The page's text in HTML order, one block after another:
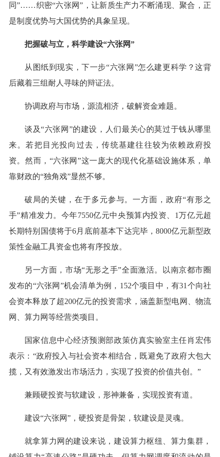
同”……织密“六张网”，让新质生产力不断涌现、聚合，正
是制度优势与大国优势的具象呈现。
把握破与立，科学建设“六张网”
从图纸到现实，下一步“六张网”怎么建更科学？这背
后藏着三组耐人寻味的辩证法。
协调政府与市场，源流相济，破解资金难题。
谈及“六张网”的建设，人们最关心的莫过于钱从哪里
来。若把目光投向过去，传统基建往往较为依赖政府投
资。然而，“六张网”这一庞大的现代化基础设施体系，单
靠财政的“独角戏”显然不够。
破局的关键，在于多元参与。一方面，政府“有形之
手”精准发力。今年7550亿元中央预算内投资、1万亿元超
长期特别国债将于6月底前基本下达完毕，8000亿元新型政
策性金融工具资金也将有序投放。
另一方面，市场“无形之手”全面激活。以南京都市圈
发布的“六张网”机会清单为例，152个项目中，有31个向社
会资本释放了超200亿元的投资需求，涵盖新型电网、物流
网、算力网等经营类项目。
国家信息中心经济预测部政策仿真实验室主任肖宏伟
表示：“政府投入与社会资本相结合，既避免了政府大包大
揽，又有效激发出市场活力，实现了投资的价值共创。”
兼顾硬投资与软建设，形神兼备，实现投资有道。
建设“六张网”，硬投资是骨架，软建设是灵魂。
就拿算力网的建设来说，建设算力枢纽、算力集群，